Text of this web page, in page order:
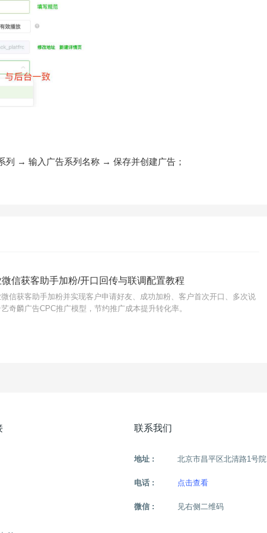
列 → 输入广告系列名称 → 保存并创建广告；
信获客助手加粉/开口回传与联调配置教程
信获客助手加粉并实现客户申请好友、成功加粉、客户首次开口、多次说
奇麟广告CPC推广模型，节约推广成本提升转化率。
联系我们
地址 : 北京市昌平区北清路1号院
电话 : 点击查看
微信 : 见右侧二维码